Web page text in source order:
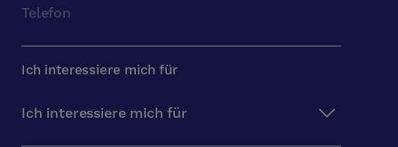
Ich interessiere mich für